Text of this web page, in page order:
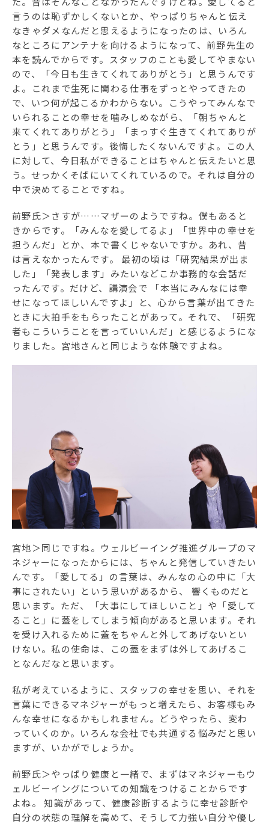
言うのは恥ずかしくないとか、やっぱりちゃんと伝え
なきゃダメなんだと思えるようになったのは、いろん
なところにアンテナを向けるようになって、前野先生の
本を読んでからです。スタッフのことも愛してやまない
ので、「今日も生きてくれてありがとう」と思うんです
よ。これまで生死に関わる仕事をずっとやってきたの
で、いつ何が起こるかわからない。こうやってみんなで
いられることの幸せを噛みしめながら、「朝ちゃんと
来てくれてありがとう」「まっすぐ生きてくれてありが
とう」と思うんです。後悔したくないんですよ。この人
に対して、今日私ができることはちゃんと伝えたいと思
う。せっかくそばにいてくれているので。それは自分の
中で決めてることですね。
前野氏＞さすが……マザーのようですね。僕もあると
きからです。「みんなを愛してるよ」「世界中の幸せを
担うんだ」とか、本で書くじゃないですか。あれ、昔
は言えなかったんです。 最初の頃は「研究結果が出ま
した」「発表します」みたいなどこか事務的な会話だ
ったんです。だけど、講演会で 「本当にみんなには幸
せになってほしいんですよ」と、心から言葉が出てきた
ときに大拍手をもらったことがあって。それで、「研究
者もこういうことを言っていいんだ」と感じるようにな
りました。宮地さんと同じような体験ですよね。
宮地＞同じですね。ウェルビーイング推進グループのマ
ネジャーになったからには、ちゃんと発信していきたい
んです。「愛してる」の言葉は、みんなの心の中に「大
事にされたい」という思いがあるから、 響くものだと
思います。ただ、「大事にしてほしいこと」や「愛して
ること」に蓋をしてしまう傾向があると思います。それ
を受け入れるために蓋をちゃんと外してあげないとい
けない。私の使命は、この蓋をまずは外してあげるこ
となんだなと思います。
私が考えているように、スタッフの幸せを思い、それを
言葉にできるマネジャーがもっと増えたら、お客様もみ
んな幸せになるかもしれません。どうやったら、変わ
っていくのか。いろんな会社でも共通する悩みだと思い
ますが、いかがでしょうか。
前野氏＞やっぱり健康と一緒で、まずはマネジャーもウ
ェルビーイングについての知識をつけることからです
よね。 知識があって、健康診断するように幸せ診断や
自分の状態の理解を高めて、そうして力強い自分や優し